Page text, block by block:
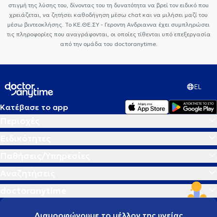
στιγμή της λύσης του, δίνοντας του τη δυνατότητα να βρεί τον ειδικό που
χρειάζεται, να ζητήσει καθοδήγηση μέσω chat και να μιλήσει μαζί του
μέσω βιντεοκλήσης. Το ΚΕ.ΘΕ.ΣΥ - Γεροντη Ανδριαννα έχει συμπληρώσει
τις πληροφορίες που αναγράφονται, οι οποίες τίθενται υπό επεξεργασία
από την ομάδα του doctoranytime.
EL
Κατέβασε το app
Διαμορφώνουμε το μέλλον της υγείας